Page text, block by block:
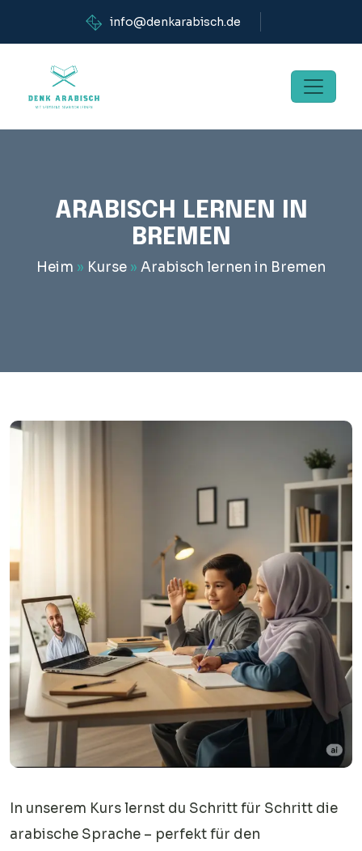
info@denkarabisch.de
ARABISCH LERNEN IN
BREMEN
Heim » Kurse » Arabisch lernen in Bremen
In unserem Kurs lernst du Schritt für Schritt die
arabische Sprache – perfekt für den